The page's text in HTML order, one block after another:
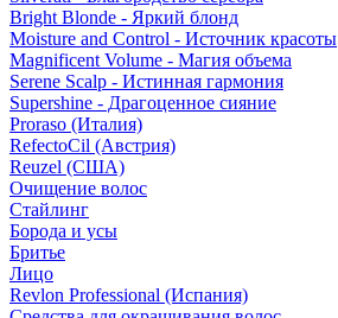
Bright Blonde - Яркий блонд
Moisture and Control - Источник красоты
Magnificent Volume - Магия объема
Serene Scalp - Истинная гармония
Supershine - Драгоценное сияние
Proraso (Италия)
RefectoCil (Австрия)
Reuzel (США)
Очищение волос
Стайлинг
Борода и усы
Бритье
Лицо
Revlon Professional (Испания)